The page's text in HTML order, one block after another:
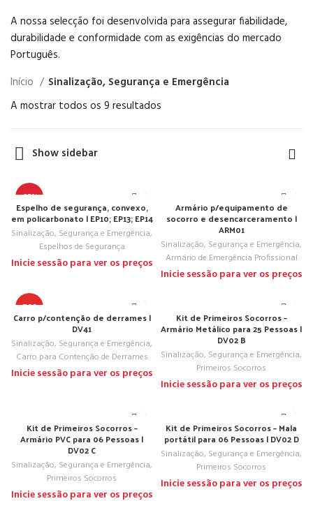
A nossa selecção foi desenvolvida para assegurar fiabilidade,
durabilidade e conformidade com as exigências do mercado
Português.
Início
Sinalização, Segurança e Emergência
A mostrar todos os 9 resultados
Show sidebar
-67%
TOP
Espelho de segurança, convexo,
em policarbonato | EP10; EP13; EP14
Sinalização, Segurança e Emergência,
Espelhos de Segurança
Inicie sessão para ver os preços
Armário p/equipamento de
socorro e desencarceramento |
ARM01
Sinalização, Segurança e Emergência,
Armário de Emergência Profissional
Inicie sessão para ver os preços
TOP
Carro p/contenção de derrames |
DV41
Sinalização, Segurança e Emergência,
Carro para Contenção de Derrames
Inicie sessão para ver os preços
Kit de Primeiros Socorros –
Armário Metálico para 25 Pessoas |
DV02 B
Sinalização, Segurança e Emergência,
Primeiros Socorros
Inicie sessão para ver os preços
Kit de Primeiros Socorros –
Armário PVC para 06 Pessoas |
DV02 C
Sinalização, Segurança e Emergência,
Primeiros Socorros
Inicie sessão para ver os preços
Kit de Primeiros Socorros – Mala
portátil para 06 Pessoas | DV02 D
Sinalização, Segurança e Emergência,
Primeiros Socorros
Inicie sessão para ver os preços